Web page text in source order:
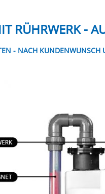
RÜHRWERK -
- NACH